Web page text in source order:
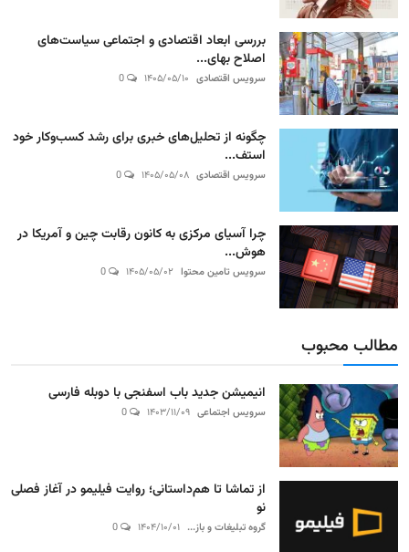
بررسی ابعاد اقتصادی و اجتماعی سیاست‌های
اصلاح بهای...
سرویس اقتصادی ۱۴۰۵/۰۵/۱۰
چگونه از تحلیل‌های خبری برای رشد کسب‌وکار خود
استف...
سرویس اقتصادی ۱۴۰۵/۰۵/۰۸
چرا آسیای مرکزی به کانون رقابت چین و آمریکا در
هوش...
سرویس تامین محتوا ۱۴۰۵/۰۵/۰۲
مطالب محبوب
انیمیشن جدید باب اسفنجی با دوبله فارسی
سرویس اجتماعی ۱۴۰۳/۱۱/۰۹
از تماشا تا هم‌داستانی؛ روایت فیلیمو در آغاز فصلی
نو
گروه تبلیغات و باز... ۱۴۰۴/۱۰/۰۱